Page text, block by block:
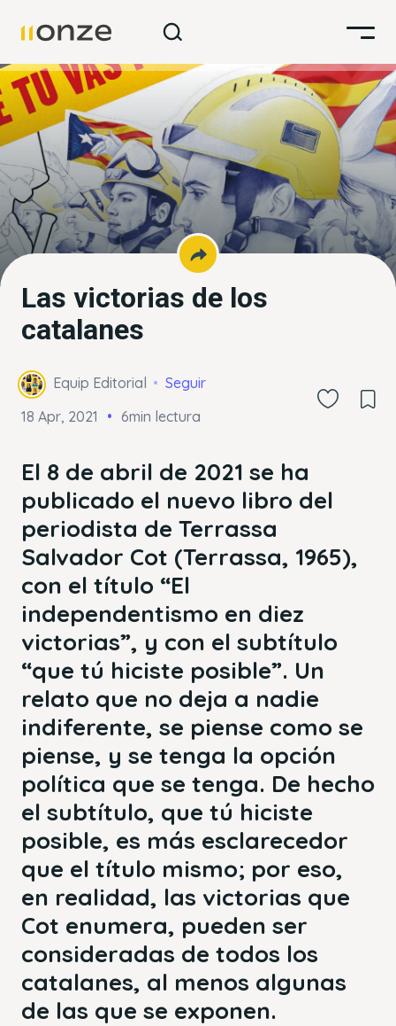
Las victorias de los
catalanes
Equip Editorial
Seguir
18 Apr, 2021
6min lectura
El 8 de abril de 2021 se ha
publicado el nuevo libro del
periodista de Terrassa
Salvador Cot (Terrassa, 1965),
con el título “El
independentismo en diez
victorias”, y con el subtítulo
“que tú hiciste posible”. Un
relato que no deja a nadie
indiferente, se piense como se
piense, y se tenga la opción
política que se tenga. De hecho
el subtítulo, que tú hiciste
posible, es más esclarecedor
que el título mismo; por eso,
en realidad, las victorias que
Cot enumera, pueden ser
consideradas de todos los
catalanes, al menos algunas
de las que se exponen.